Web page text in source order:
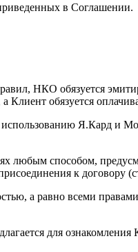
в Соглашении.
НКО обязуется
обязуется
Я.Кард и
любым способом,
к договору
а равно всеми
для